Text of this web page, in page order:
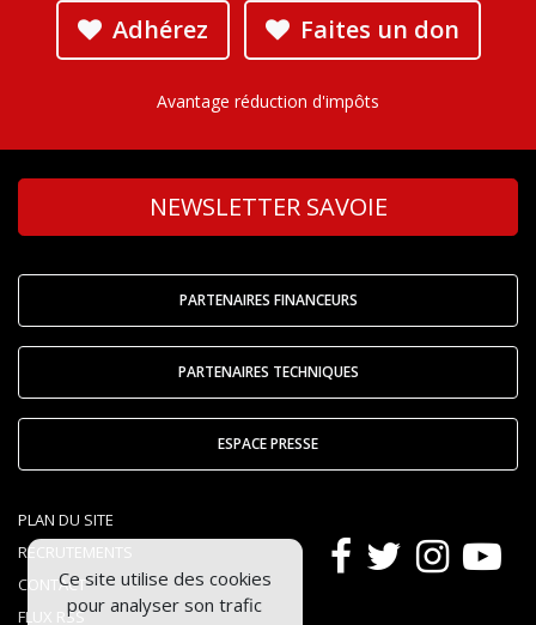
Adhérez Faites un don
Avantage réduction d'impôts
NEWSLETTER SAVOIE
PARTENAIRES FINANCEURS
PARTENAIRES TECHNIQUES
ESPACE PRESSE
PLAN DU SITE
RECRUTEMENTS
CONTACT
FLUX RSS
Ce site utilise des cookies
pour analyser son trafic